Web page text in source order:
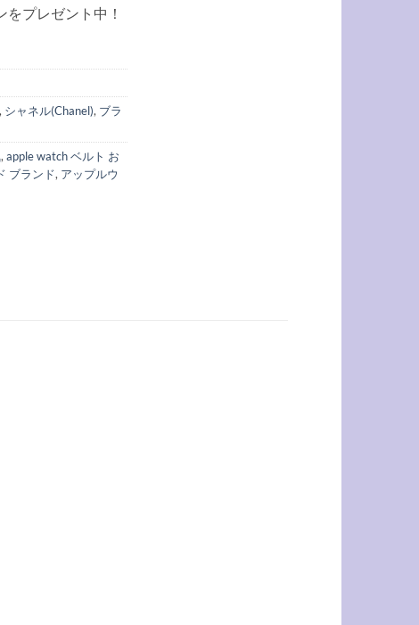
をプレゼント中！
, シャネル(Chanel), ブラ
,apple watch ベルト お
ブランド, アップルウ